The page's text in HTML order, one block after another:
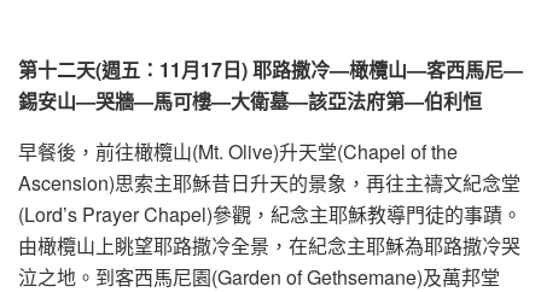
第十二天(週五：11月17日)耶路撒冷—橄欖山—客西馬尼—
錫安山—哭牆—馬可樓—大衛墓—該亞法府第—伯利恒
早餐後，前往橄欖山(Mt. Olive)升天堂(Chapel of the
Ascension)思索主耶穌昔日升天的景象，再往主禱文紀念堂
(Lord’s Prayer Chapel)參觀，紀念主耶穌教導門徒的事蹟。
由橄欖山上眺望耶路撒冷全景，在紀念主耶穌為耶路撒冷哭
泣之地。到客西馬尼園(Garden of Gethsemane)及萬邦堂